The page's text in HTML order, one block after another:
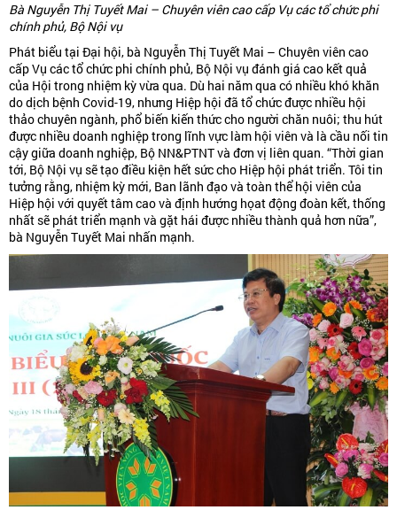
Bà Nguyễn Thị Tuyết Mai – Chuyên viên cao cấp Vụ các tổ chức phi
chính phủ, Bộ Nội vụ
Phát biểu tại Đại hội, bà Nguyễn Thị Tuyết Mai – Chuyên viên cao
cấp Vụ các tổ chức phi chính phủ, Bộ Nội vụ đánh giá cao kết quả
của Hội trong nhiệm kỳ vừa qua. Dù hai năm qua có nhiều khó khăn
do dịch bệnh Covid-19, nhưng Hiệp hội đã tổ chức được nhiều hội
thảo chuyên ngành, phổ biến kiến thức cho người chăn nuôi; thu hút
được nhiều doanh nghiệp trong lĩnh vực làm hội viên và là cầu nối tin
cậy giữa doanh nghiệp, Bộ NN&PTNT và đơn vị liên quan. “Thời gian
tới, Bộ Nội vụ sẽ tạo điều kiện hết sức cho Hiệp hội phát triển. Tôi tin
tưởng rằng, nhiệm kỳ mới, Ban lãnh đạo và toàn thể hội viên của
Hiệp hội với quyết tâm cao và định hướng họat động đoàn kết, thống
nhất sẽ phát triển mạnh và gặt hái được nhiều thành quả hơn nữa”,
bà Nguyễn Tuyết Mai nhấn mạnh.